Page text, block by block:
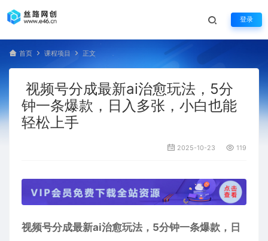
登录
首页 课程项目 正文
视频号分成最新ai治愈玩法，5分
钟一条爆款，日入多张，小白也能
轻松上手
2025-10-23 119
视频号分成最新ai治愈玩法，5分钟一条爆款，日